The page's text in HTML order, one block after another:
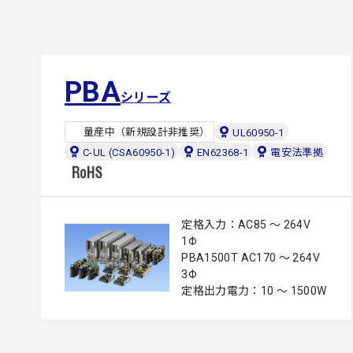
PBAシリーズ
量産中（新規設計非推奨）
UL60950-1
C-UL (CSA60950-1)
EN62368-1 電安法準拠
定格入力：AC85 ～ 264V
1Φ
PBA1500T AC170 ～ 264V
3Φ
定格出力電力：10 ～ 1500W